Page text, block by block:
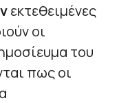
εκτεθειμένες
οι
του
πως οι